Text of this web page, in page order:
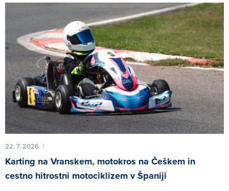
22. 7. 2026 |
Karting na Vranskem, motokros na Češkem in
cestno hitrostni motociklizem v Španiji